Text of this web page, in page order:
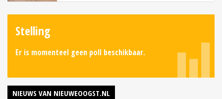
Stelling
Er is momenteel geen poll beschikbaar.
NIEUWS VAN NIEUWEOOGST.NL